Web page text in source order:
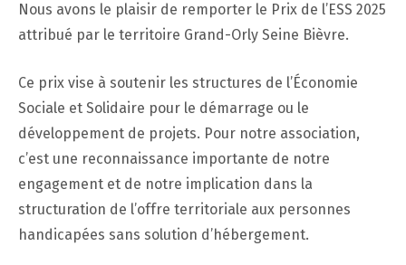
Nous avons le plaisir de remporter le Prix de l’ESS 2025
attribué par le territoire Grand-Orly Seine Bièvre.
Ce prix vise à soutenir les structures de l’Économie
Sociale et Solidaire pour le démarrage ou le
développement de projets. Pour notre association,
c’est une reconnaissance importante de notre
engagement et de notre implication dans la
structuration de l’offre territoriale aux personnes
handicapées sans solution d’hébergement.